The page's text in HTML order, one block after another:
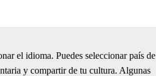
el idioma. Puedes seleccionar país de
y compartir de tu cultura. Algunas